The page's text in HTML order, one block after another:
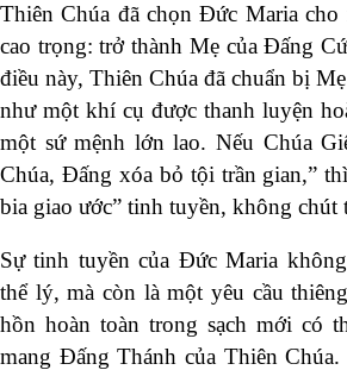
Thiên Chúa đã chọn Đức Maria
cao trọng: trở thành Mẹ của Đấng
điều này, Thiên Chúa đã chuẩn bị
như một khí cụ được thanh luyện
một sứ mệnh lớn lao. Nếu Chúa
Chúa, Đấng xóa bỏ tội trần gian,”
bia giao ước” tinh tuyền, không chút
Sự tinh tuyền của Đức Maria
thể lý, mà còn là một yêu cầu
hồn hoàn toàn trong sạch mới có
mang Đấng Thánh của Thiên